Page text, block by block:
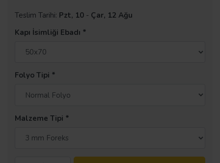
Teslim Tarihi: Pzt, 10 - Çar, 12 Ağu
Kapı İsimliği Ebadı
Folyo Tipi
Malzeme Tipi